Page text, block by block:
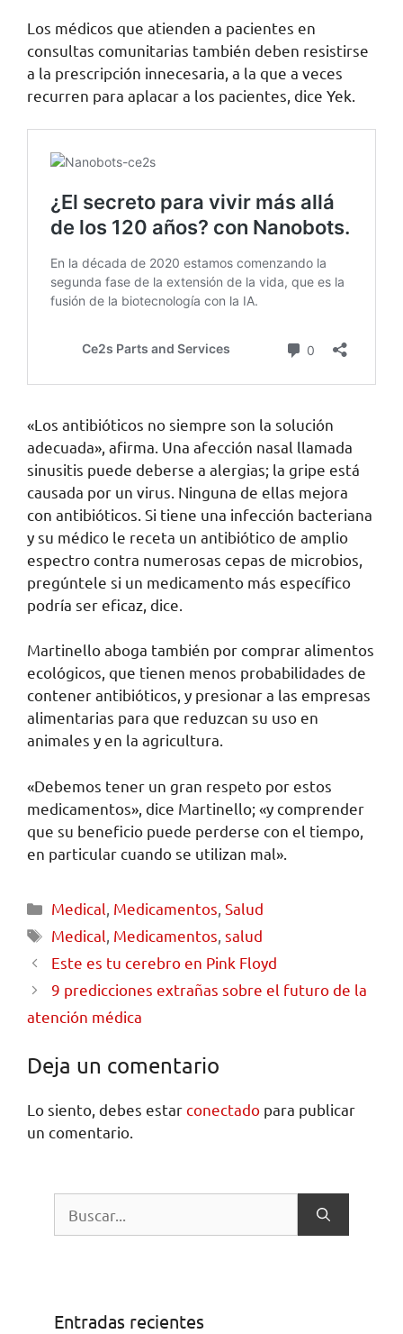
Los médicos que atienden a pacientes en
consultas comunitarias también deben resistirse
a la prescripción innecesaria, a la que a veces
recurren para aplacar a los pacientes, dice Yek.
«Los antibióticos no siempre son la solución
adecuada», afirma. Una afección nasal llamada
sinusitis puede deberse a alergias; la gripe está
causada por un virus. Ninguna de ellas mejora
con antibióticos. Si tiene una infección bacteriana
y su médico le receta un antibiótico de amplio
espectro contra numerosas cepas de microbios,
pregúntele si un medicamento más específico
podría ser eficaz, dice.
Martinello aboga también por comprar alimentos
ecológicos, que tienen menos probabilidades de
contener antibióticos, y presionar a las empresas
alimentarias para que reduzcan su uso en
animales y en la agricultura.
«Debemos tener un gran respeto por estos
medicamentos», dice Martinello; «y comprender
que su beneficio puede perderse con el tiempo,
en particular cuando se utilizan mal».
Medical Medicamentos ,Salud
Medical Medicamentos ,salud
Este es tu cerebro en Pink Floyd
9 predicciones extrañas sobre el futuro de la
atención médica
Deja un comentario
Lo siento, debes estarconectado para publicar
un comentario.
Entradas recientes